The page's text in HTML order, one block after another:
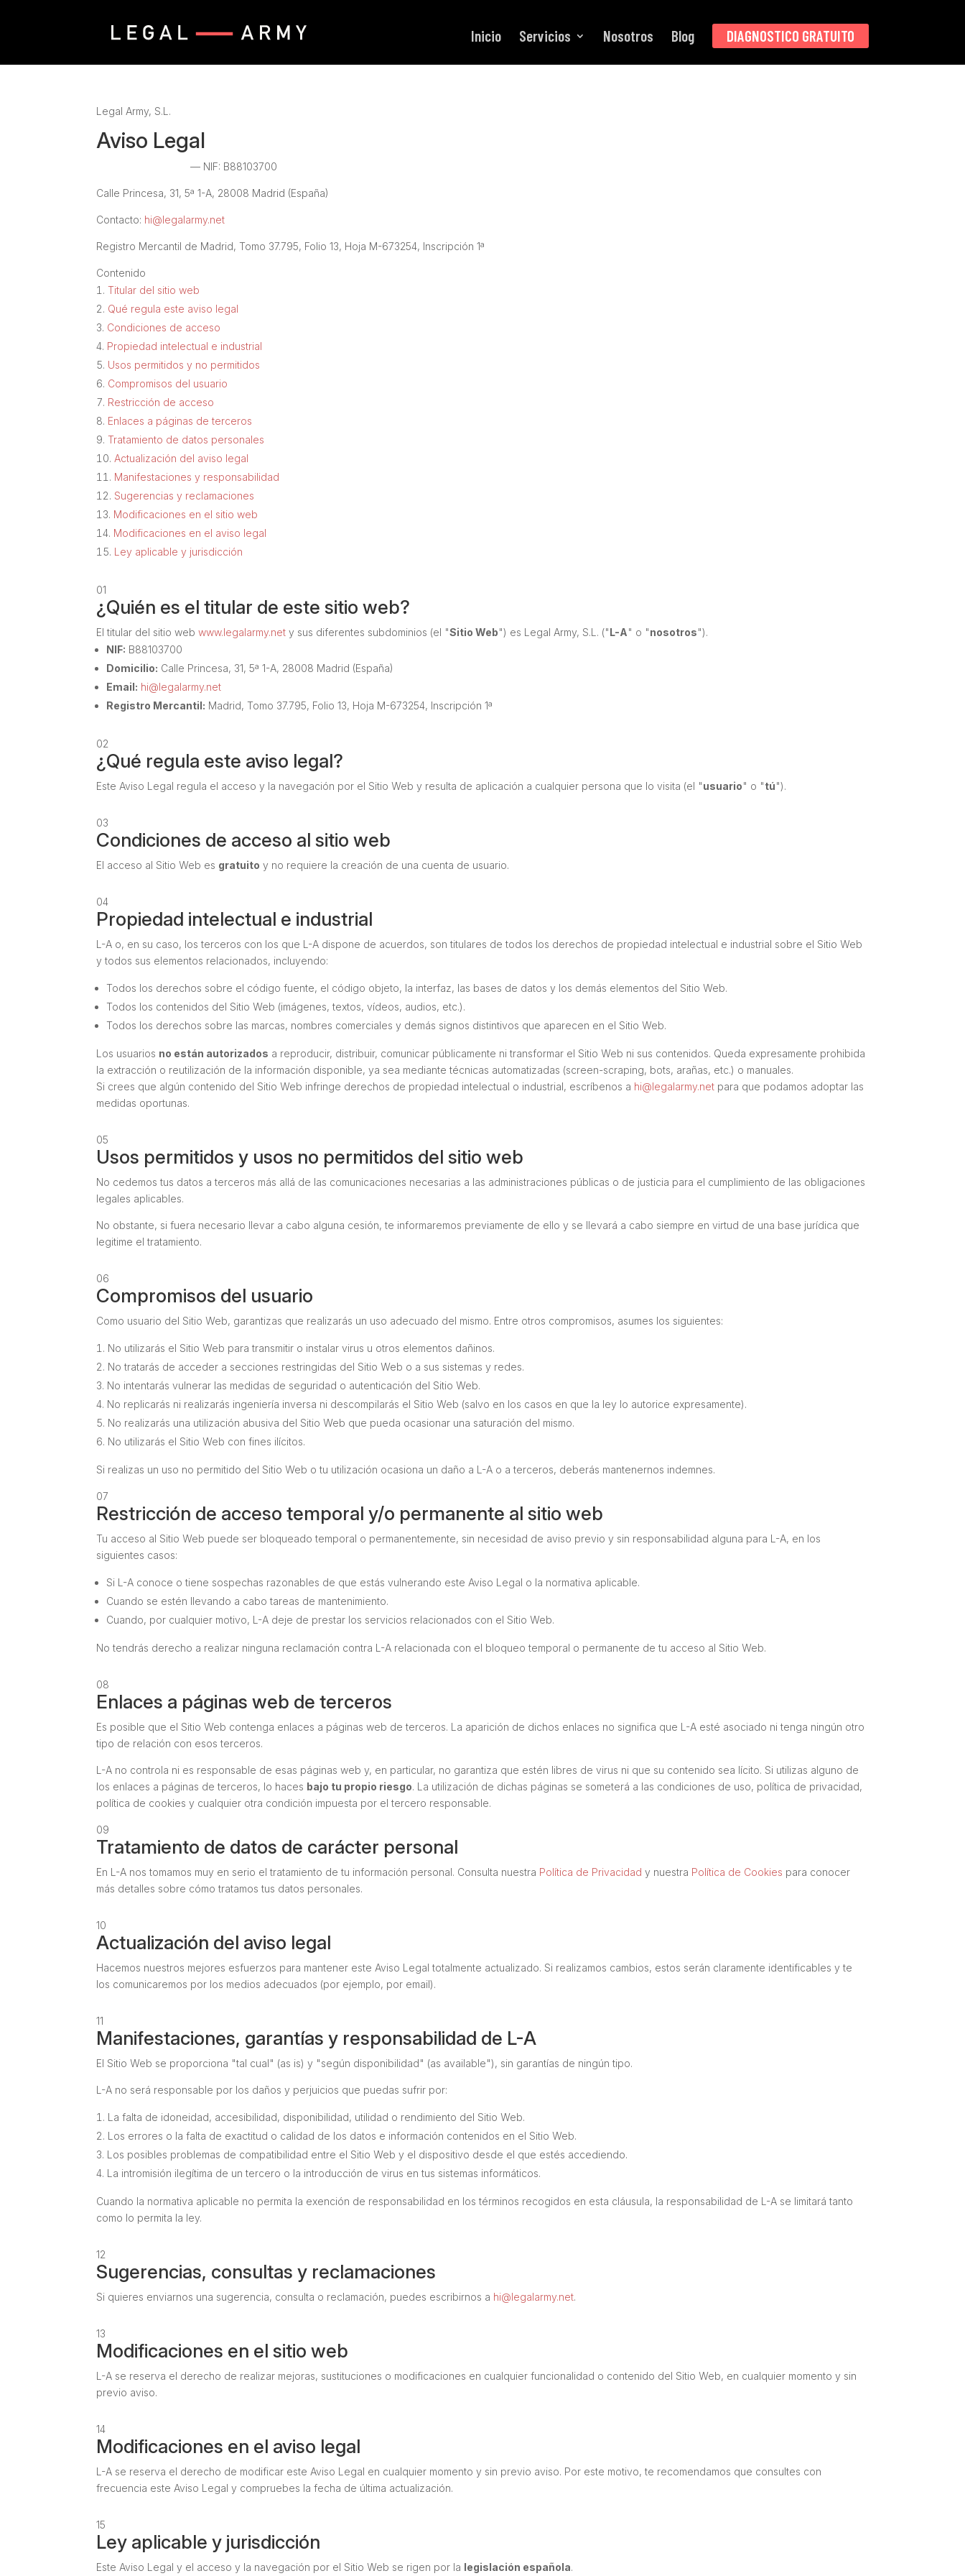
Inicio Servicios Nosotros Blog DIAGNOSTICO GRATUITO
Legal Army, S.L.
Aviso Legal
— NIF: B88103700
Calle Princesa, 31, 5ª 1-A, 28008 Madrid (España)
Contacto: hi@legalarmy.net
Registro Mercantil de Madrid, Tomo 37.795, Folio 13, Hoja M-673254, Inscripción 1ª
Contenido
Titular del sitio web
Qué regula este aviso legal
Condiciones de acceso
Propiedad intelectual e industrial
Usos permitidos y no permitidos
Compromisos del usuario
Restricción de acceso
Enlaces a páginas de terceros
Tratamiento de datos personales
Actualización del aviso legal
Manifestaciones y responsabilidad
Sugerencias y reclamaciones
Modificaciones en el sitio web
Modificaciones en el aviso legal
Ley aplicable y jurisdicción
01
¿Quién es el titular de este sitio web?
El titular del sitio webwww.legalarmy.net y sus diferentes subdominios (el "Sitio Web") es Legal Army, S.L. ("L-A" o "nosotros").
NIF: B88103700
Domicilio: Calle Princesa, 31, 5ª 1-A, 28008 Madrid (España)
Email: hi@legalarmy.net
Registro Mercantil: Madrid, Tomo 37.795, Folio 13, Hoja M-673254, Inscripción 1ª
02
¿Qué regula este aviso legal?
Este Aviso Legal regula el acceso y la navegación por el Sitio Web y resulta de aplicación a cualquier persona que lo visita (el "usuario" o "tú").
03
Condiciones de acceso al sitio web
El acceso al Sitio Web es gratuito y no requiere la creación de una cuenta de usuario.
04
Propiedad intelectual e industrial
L-A o, en su caso, los terceros con los que L-A dispone de acuerdos, son titulares de todos los derechos de propiedad intelectual e industrial sobre el Sitio Web
y todos sus elementos relacionados, incluyendo:
Todos los derechos sobre el código fuente, el código objeto, la interfaz, las bases de datos y los demás elementos del Sitio Web.
Todos los contenidos del Sitio Web (imágenes, textos, vídeos, audios, etc.).
Todos los derechos sobre las marcas, nombres comerciales y demás signos distintivos que aparecen en el Sitio Web.
Los usuarios no están autorizados a reproducir, distribuir, comunicar públicamente ni transformar el Sitio Web ni sus contenidos. Queda expresamente prohibida
la extracción o reutilización de la información disponible, ya sea mediante técnicas automatizadas (screen-scraping, bots, arañas, etc.) o manuales.
Si crees que algún contenido del Sitio Web infringe derechos de propiedad intelectual o industrial, escríbenos a hi@legalarmy.net para que podamos adoptar las
medidas oportunas.
05
Usos permitidos y usos no permitidos del sitio web
No cedemos tus datos a terceros más allá de las comunicaciones necesarias a las administraciones públicas o de justicia para el cumplimiento de las obligaciones
legales aplicables.
No obstante, si fuera necesario llevar a cabo alguna cesión, te informaremos previamente de ello y se llevará a cabo siempre en virtud de una base jurídica que
legitime el tratamiento.
06
Compromisos del usuario
Como usuario del Sitio Web, garantizas que realizarás un uso adecuado del mismo. Entre otros compromisos, asumes los siguientes:
No utilizarás el Sitio Web para transmitir o instalar virus u otros elementos dañinos.
No tratarás de acceder a secciones restringidas del Sitio Web o a sus sistemas y redes.
No intentarás vulnerar las medidas de seguridad o autenticación del Sitio Web.
No replicarás ni realizarás ingeniería inversa ni descompilarás el Sitio Web (salvo en los casos en que la ley lo autorice expresamente).
No realizarás una utilización abusiva del Sitio Web que pueda ocasionar una saturación del mismo.
No utilizarás el Sitio Web con fines ilícitos.
Si realizas un uso no permitido del Sitio Web o tu utilización ocasiona un daño a L-A o a terceros, deberás mantenernos indemnes.
07
Restricción de acceso temporal y/o permanente al sitio web
Tu acceso al Sitio Web puede ser bloqueado temporal o permanentemente, sin necesidad de aviso previo y sin responsabilidad alguna para L-A, en los
siguientes casos:
Si L-A conoce o tiene sospechas razonables de que estás vulnerando este Aviso Legal o la normativa aplicable.
Cuando se estén llevando a cabo tareas de mantenimiento.
Cuando, por cualquier motivo, L-A deje de prestar los servicios relacionados con el Sitio Web.
No tendrás derecho a realizar ninguna reclamación contra L-A relacionada con el bloqueo temporal o permanente de tu acceso al Sitio Web.
08
Enlaces a páginas web de terceros
Es posible que el Sitio Web contenga enlaces a páginas web de terceros. La aparición de dichos enlaces no significa que L-A esté asociado ni tenga ningún otro
tipo de relación con esos terceros.
L-A no controla ni es responsable de esas páginas web y, en particular, no garantiza que estén libres de virus ni que su contenido sea lícito. Si utilizas alguno de
los enlaces a páginas de terceros, lo haces bajo tu propio riesgo. La utilización de dichas páginas se someterá a las condiciones de uso, política de privacidad,
política de cookies y cualquier otra condición impuesta por el tercero responsable.
09
Tratamiento de datos de carácter personal
En L-A nos tomamos muy en serio el tratamiento de tu información personal. Consulta nuestra Política de Privacidad y nuestra Política de Cookies para conocer
más detalles sobre cómo tratamos tus datos personales.
10
Actualización del aviso legal
Hacemos nuestros mejores esfuerzos para mantener este Aviso Legal totalmente actualizado. Si realizamos cambios, estos serán claramente identificables y te
los comunicaremos por los medios adecuados (por ejemplo, por email).
11
Manifestaciones, garantías y responsabilidad de L-A
El Sitio Web se proporciona "tal cual" (as is) y "según disponibilidad" (as available"), sin garantías de ningún tipo.
L-A no será responsable por los daños y perjuicios que puedas sufrir por:
La falta de idoneidad, accesibilidad, disponibilidad, utilidad o rendimiento del Sitio Web.
Los errores o la falta de exactitud o calidad de los datos e información contenidos en el Sitio Web.
Los posibles problemas de compatibilidad entre el Sitio Web y el dispositivo desde el que estés accediendo.
La intromisión ilegítima de un tercero o la introducción de virus en tus sistemas informáticos.
Cuando la normativa aplicable no permita la exención de responsabilidad en los términos recogidos en esta cláusula, la responsabilidad de L-A se limitará tanto
como lo permita la ley.
12
Sugerencias, consultas y reclamaciones
Si quieres enviarnos una sugerencia, consulta o reclamación, puedes escribirnos a hi@legalarmy.net.
13
Modificaciones en el sitio web
L-A se reserva el derecho de realizar mejoras, sustituciones o modificaciones en cualquier funcionalidad o contenido del Sitio Web, en cualquier momento y sin
previo aviso.
14
Modificaciones en el aviso legal
L-A se reserva el derecho de modificar este Aviso Legal en cualquier momento y sin previo aviso. Por este motivo, te recomendamos que consultes con
frecuencia este Aviso Legal y compruebes la fecha de última actualización.
15
Ley aplicable y jurisdicción
Este Aviso Legal y el acceso y la navegación por el Sitio Web se rigen por la legislación española.